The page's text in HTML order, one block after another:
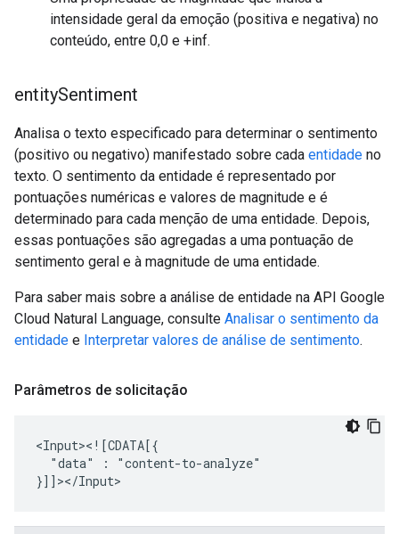
intensidade geral da emoção (positiva e negativa) no
conteúdo, entre 0,0 e +inf.
entitySentiment
Analisa o texto especificado para determinar o sentimento
(positivo ou negativo) manifestado sobre cada entidade no
texto. O sentimento da entidade é representado por
pontuações numéricas e valores de magnitude e é
determinado para cada menção de uma entidade. Depois,
essas pontuações são agregadas a uma pontuação de
sentimento geral e à magnitude de uma entidade.
Para saber mais sobre a análise de entidade na API Google
Cloud Natural Language, consulte Analisar o sentimento da
entidade e Interpretar valores de análise de sentimento.
Parâmetros de solicitação
"data"
:
"content-to-analyze"